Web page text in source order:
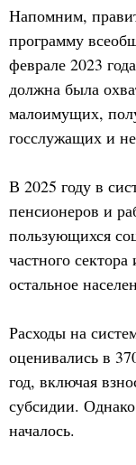
Напомним,
программу
феврале 2023
должна была
малоимущих,
госслужащих и
В 2025 году в
пенсионеров и
пользующихся
частного
остальное
Расходы на
оценивались в
год, включая
субсидии.
началось.